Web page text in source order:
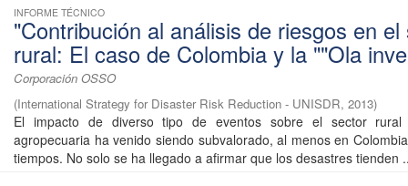
INFORME TÉCNICO
"Contribución al análisis de riesgos en el
rural: El caso de Colombia y la ""Ola
Corporación OSSO
(International Strategy for Disaster Risk Reduction - UNISDR, 2013)
El impacto de diverso tipo de eventos sobre el sector
agropecuaria ha venido siendo subvalorado, al menos en
tiempos. No solo se ha llegado a afirmar que los desastres tienden